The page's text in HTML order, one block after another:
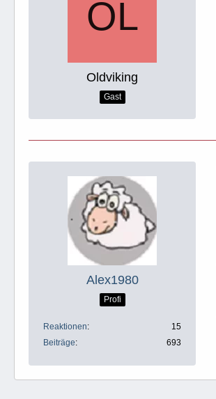
Oldviking
Gast
Alex1980
Profi
Reaktionen
15
Beiträge
693